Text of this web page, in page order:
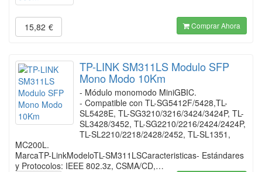
15,82 € Comprar Ahora
TP-LINK SM311LS Modulo SFP
Mono Modo 10Km
- Módulo monomodo MiniGBIC.
- Compatible con TL-SG5412F/5428,TL-
SL5428E, TL-SG3210/3216/3424/3424P, TL-
SL3428/3452, TL-SG2210/2216/2424/2424P,
TL-SL2210/2218/2428/2452, TL-SL1351,
MC200L.
MarcaTP-LinkModeloTL-SM311LSCaracteristicas- Estándares
y Protocolos: IEEE 802.3z, CSMA/CD,…